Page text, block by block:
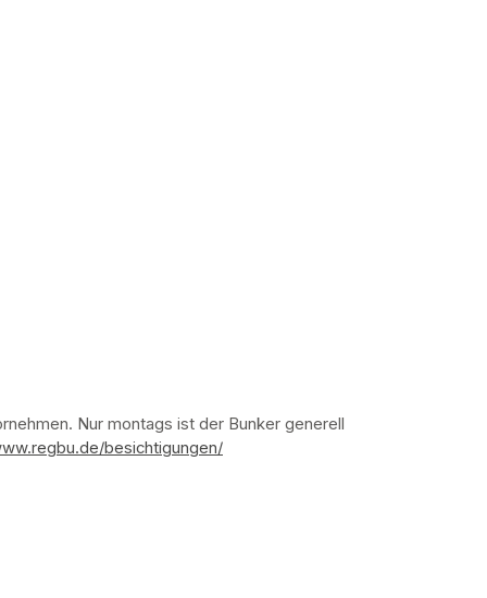
Nur montags ist der Bunker generell
besichtigungen/